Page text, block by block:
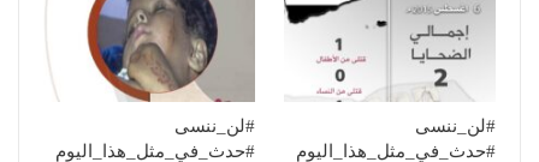
#لن_ننسى
#حدث_في_مثل_هذا_اليوم
#لن_ننسى
#حدث_في_مثل_هذا_اليوم